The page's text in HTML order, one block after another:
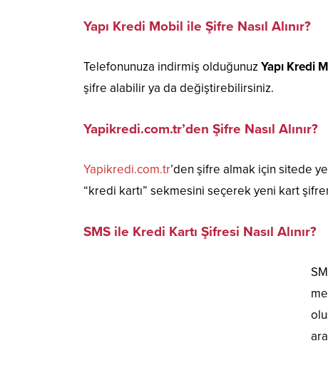
Yapı Kredi Mobil ile Şifre Nasıl Alınır?
Telefonunuza indirmiş olduğunuzYapı Kredi
şifre alabilir ya da değiştirebilirsiniz.
Yapikredi.com.tr’den Şifre Nasıl Alınır?
Yapikredi.com.tr’den şifre almak için sitede
“kredi kartı” sekmesini seçerek yeni kart
SMS ile Kredi Kartı Şifresi Nasıl Alınır?